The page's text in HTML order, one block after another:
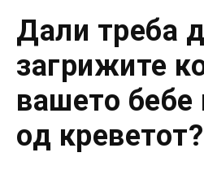
Дали треба
загрижите
вашето бебе
од креветот?